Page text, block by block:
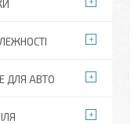
ДЛЯ АВТО